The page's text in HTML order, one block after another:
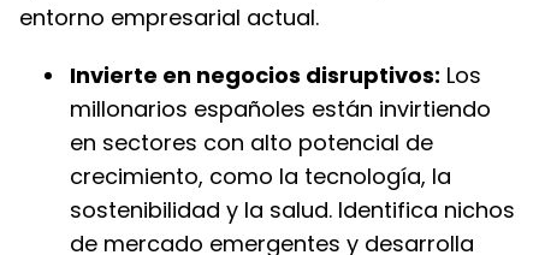
entorno empresarial actual.
Invierte en negocios disruptivos: Los
millonarios españoles están invirtiendo
en sectores con alto potencial de
crecimiento, como la tecnología, la
sostenibilidad y la salud. Identifica nichos
de mercado emergentes y desarrolla